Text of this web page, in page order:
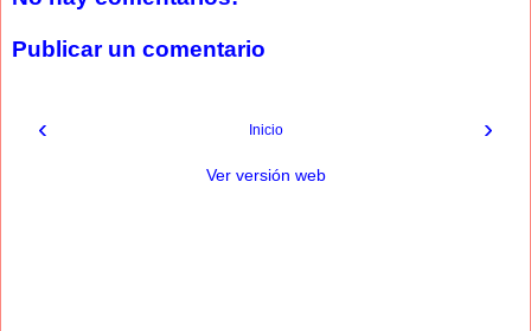
Publicar un comentario
‹ ›
Inicio
Ver versión web